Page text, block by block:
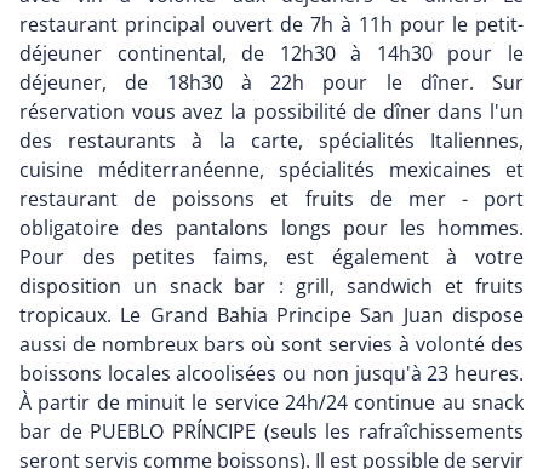
restaurant principal ouvert de 7h à 11h pour le petit-
déjeuner continental, de 12h30 à 14h30 pour le
déjeuner, de 18h30 à 22h pour le dîner. Sur
réservation vous avez la possibilité de dîner dans l'un
des restaurants à la carte, spécialités Italiennes,
cuisine méditerranéenne, spécialités mexicaines et
restaurant de poissons et fruits de mer - port
obligatoire des pantalons longs pour les hommes.
Pour des petites faims, est également à votre
disposition un snack bar : grill, sandwich et fruits
tropicaux. Le Grand Bahia Principe San Juan dispose
aussi de nombreux bars où sont servies à volonté des
boissons locales alcoolisées ou non jusqu'à 23 heures.
À partir de minuit le service 24h/24 continue au snack
bar de PUEBLO PRÍNCIPE (seuls les rafraîchissements
seront servis comme boissons). Il est possible de servir